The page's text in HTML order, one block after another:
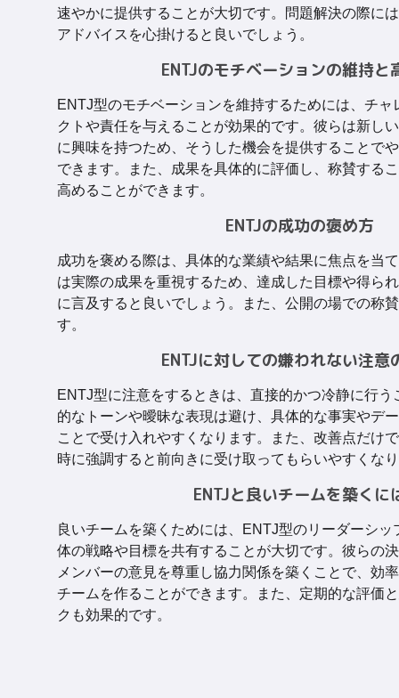
速やかに提供することが大切です。問題解決の際に
アドバイスを心掛けると良いでしょう。
ENTJのモチベーションの維持と
ENTJ型のモチベーションを維持するためには、チャ
クトや責任を与えることが効果的です。彼らは新し
に興味を持つため、そうした機会を提供することで
できます。また、成果を具体的に評価し、称賛する
高めることができます。
ENTJの成功の褒め方
成功を褒める際は、具体的な業績や結果に焦点を当
は実際の成果を重視するため、達成した目標や得ら
に言及すると良いでしょう。また、公開の場での称
す。
ENTJに対しての嫌われない注意
ENTJ型に注意をするときは、直接的かつ冷静に行う
的なトーンや曖昧な表現は避け、具体的な事実やデ
ことで受け入れやすくなります。また、改善点だけ
時に強調すると前向きに受け取ってもらいやすくな
ENTJと良いチームを築くに
良いチームを築くためには、ENTJ型のリーダーシッ
体の戦略や目標を共有することが大切です。彼らの
メンバーの意見を尊重し協力関係を築くことで、効
チームを作ることができます。また、定期的な評価
クも効果的です。